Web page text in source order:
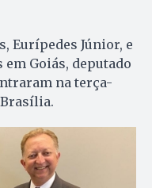
Eurípedes Júnior, e
Goiás, deputado
na terça-